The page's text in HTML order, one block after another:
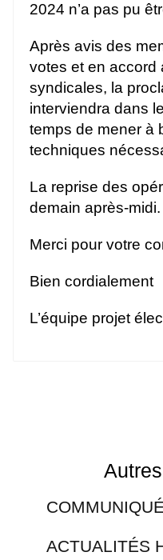
2024 n’a pas pu
Après avis des
votes et en accord
syndicales, la
interviendra dans
temps de mener à
techniques
La reprise des
demain après-midi.
Merci pour votre
Bien cordialement
L’équipe projet
ACTUALITÉS